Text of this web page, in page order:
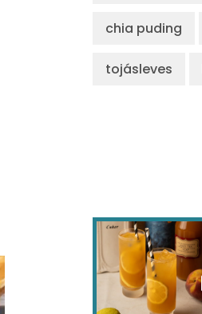
chia puding
tojásleves